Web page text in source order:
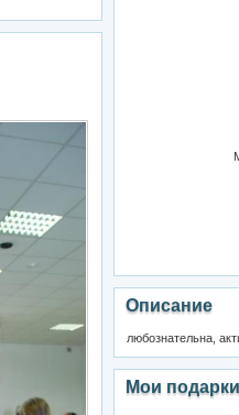
Описание
любознательна,
Мои подарки